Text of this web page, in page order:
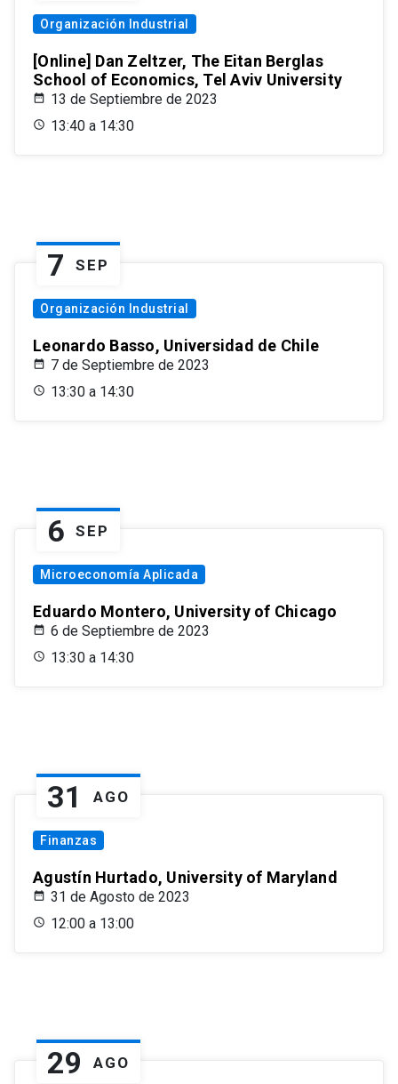
Organización Industrial
[Online] Dan Zeltzer, The Eitan Berglas
School of Economics, Tel Aviv University
13 de Septiembre de 2023
13:40 a 14:30
7 SEP
Organización Industrial
Leonardo Basso, Universidad de Chile
7 de Septiembre de 2023
13:30 a 14:30
6 SEP
Microeconomía Aplicada
Eduardo Montero, University of Chicago
6 de Septiembre de 2023
13:30 a 14:30
31 AGO
Finanzas
Agustín Hurtado, University of Maryland
31 de Agosto de 2023
12:00 a 13:00
29 AGO